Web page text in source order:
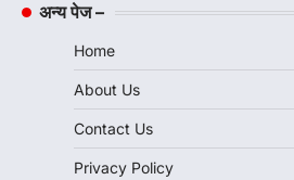
अन्य पेज –
Home
About Us
Contact Us
Privacy Policy